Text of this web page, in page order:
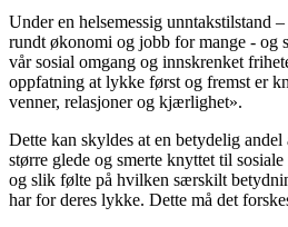
Under en helsemessig unntakstilstand
rundt økonomi og jobb for mange - og
vår sosial omgang og innskrenket
oppfatning at lykke først og fremst er
venner, relasjoner og kjærlighet».
Dette kan skyldes at en betydelig
større glede og smerte knyttet til
og slik følte på hvilken særskilt
har for deres lykke. Dette må det